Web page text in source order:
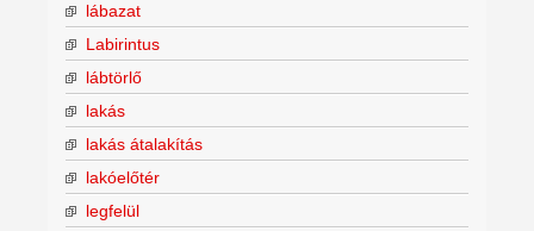
lábazat
Labirintus
lábtörlő
lakás
lakás átalakítás
lakóelőtér
legfelül